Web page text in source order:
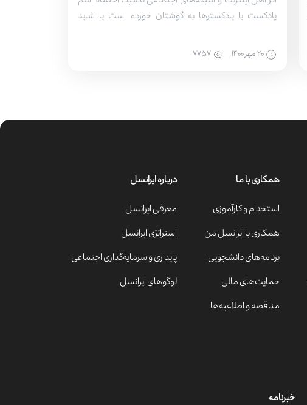
پادکست یا پادکسترها به گوشتان خورده است یا شاید
باشید. ما در این مطلب هر آن‌چه لازم است از پادکست و
چگونگی تولید آن بدانید را با شما به اشتراک می‌گذاریم. پس
۲۰ مهر ۱۴۰۰ ۷۷۵۷
همکاری با ما
استخدام و کارآموزی
همکاری با ایرانسل من
برنامه‌های دانشجویی
حمایت‌های مالی
مناقصه و اطلاعیه‌ها
درباره ایرانسل
معرفی ایرانسل
استراتژی ایرانسل
پایداری و سرمایه‌گذاری اجتماعی
لوگوهای ایرانسل
خبرنامه